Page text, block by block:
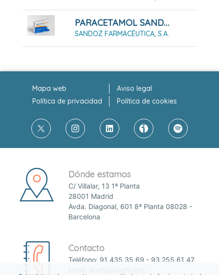
PARACETAMOL SANDOZ CARE 650 MG COMPRIMIDOS
SANDOZ FARMACÉUTICA, S.A.
Mapa web
Aviso legal
Política de privacidad
Política de cookies
Dónde estamos
C/ Villalar, 13 1ª Planta
28001 Madrid
Avda. Diagonal, 601 8ª Planta 08028 -
Barcelona
Contacto
Teléfono: 91 435 35 69 - 93 255 61 47